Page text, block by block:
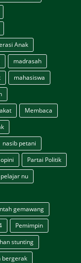
Anak
madrasah
mahasiswa
Membaca
nasib petani
opini
Partai Politik
pelajar nu
gemawang
Pemimpin
stunting
bergerak